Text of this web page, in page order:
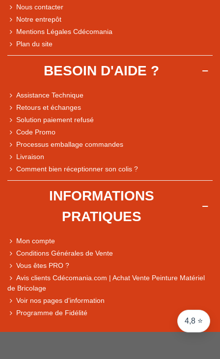
4,8 ⭐
Comparaison des performances du magasin
Express, Chez vous, Point relais, Retrait magasin
Nous contacter
Notre entrepôt
Mentions Légales Cdécomania
Plan du site
BESOIN D'AIDE ?
Assistance Technique
Retours et échanges
Solution paiement refusé
Code Promo
Processus emballage commandes
Livraison
Comment bien réceptionner son colis ?
INFORMATIONS
PRATIQUES
Mon compte
Conditions Générales de Vente
Vous êtes PRO ?
Avis clients Cdécomania.com | Achat Vente Peinture Matériel
de Bricolage
Voir nos pages d'information
Programme de Fidélité